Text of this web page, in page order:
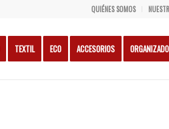
QUIÉNES SOMOS
TEXTIL ECO ACCESORIOS